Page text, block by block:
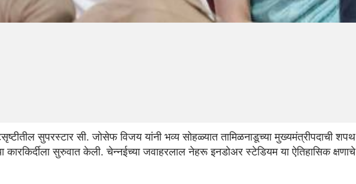
सुपरस्टार सी. जोसेफ विजय यांनी भव्य सोहळ्यात तामिळनाडूच्या मुख्यमंत्रीपदाची शपथ
सुरुवात केली. चेन्नईच्या जवाहरलाल नेहरू इनडोअर स्टेडियम या ऐतिहासिक क्षणाचे